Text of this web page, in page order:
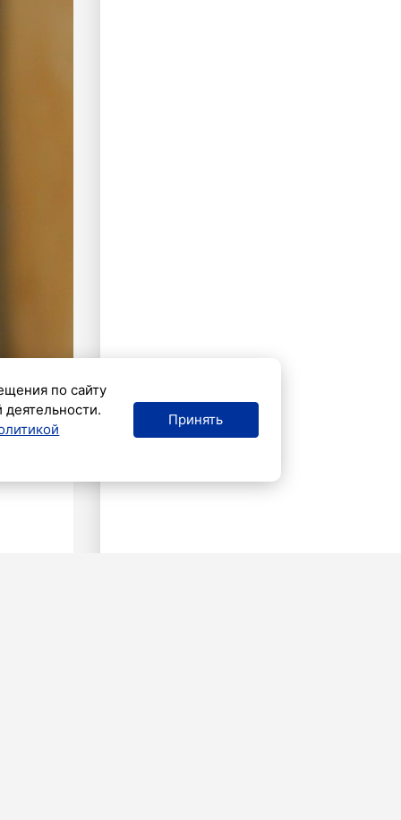
по сайту
Принять